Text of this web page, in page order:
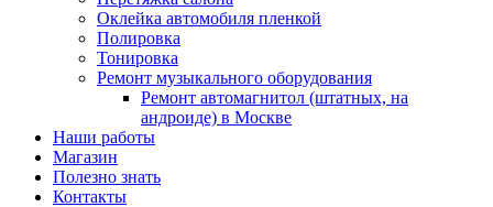
Оклейка автомобиля пленкой
Полировка
Тонировка
Ремонт музыкального оборудования
Ремонт автомагнитол (штатных, на
андроиде) в Москве
Наши работы
Магазин
Полезно знать
Контакты